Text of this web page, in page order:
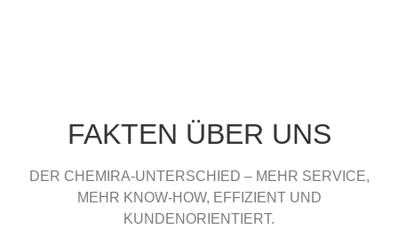
FAKTEN ÜBER UNS
DER CHEMIRA-UNTERSCHIED – MEHR SERVICE,
MEHR KNOW-HOW, EFFIZIENT UND
KUNDENORIENTIERT.